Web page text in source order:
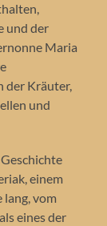
und der
Maria
der Kräuter,
und
einem
lang, vom
eines der